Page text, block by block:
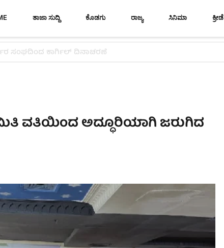
ತಾಜಾ ಸುದ್ದಿ ಕೊಡಗು ರಾಜ್ಯ ಸಿನಿಮಾ ಕ್ರೀಡೆ
ಸ್ಥಾನ..? ನಿಯೋಗದ ಎದುರು ಸಿಎಂ ಡಿ.ಕೆ. ಶಿವಕುಮಾರ್ ಮಹತ್ವದ ಸುಳಿವು..!
ವತಿಯಿಂದ ಅದ್ಧೂರಿಯಾಗಿ ಜರುಗಿದ